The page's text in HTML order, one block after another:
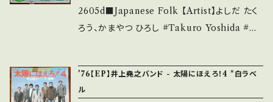
痛み多 *その他、+ - で補足しています。 *中古と
いう事をご理解して頂ける方のご購入をお願い
■■状態・説明 / 発送について■■■ をご覧く
ださい。 https://onbankutsu.thebase.in/ite
K317■ https://youtu.be/KZBMLnux3Rw
【Condition】 Jacket/Record：B/A (国内盤)
A・綺麗・キズ等も無く、痛みも薄い B・多少痛
み・キズなど見られる C・痛み多・キズ多く痛み
2605d■Japanese Folk 【Artist】よしだ たく
ろう、かまやつ ひろし #Takuro Yoshida #Hi
/ CBSソニー *南沙織の愛称シンシアに捧げら
れた曲。 *B面曲、演奏:愛奴（浜田省吾・在籍）
'76【EP】井上堯之バンド - 太陽にほえろ！4 *白ラベ
ル